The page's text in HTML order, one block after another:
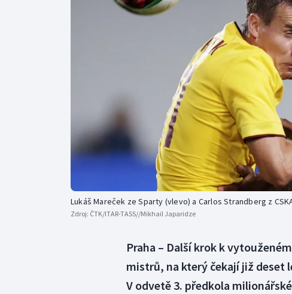
Dostihy
Florbal
Futsal
Golf
Gymnastika
Lukáš Mareček ze Sparty (vlevo) a Carlos Strandberg z
Zdroj: ČTK/ITAR-TASS//Mikhail Japaridze
Praha – Další krok k
mistrů, na který čekají již
V odvetě 3. předkola